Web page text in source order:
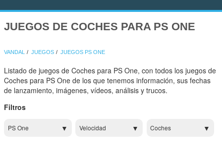
JUEGOS DE COCHES PARA PS ONE
VANDAL JUEGOS JUEGOS PS ONE
Listado de juegos de Coches para PS One, con todos los juegos de
Coches para PS One de los que tenemos información, sus fechas
de lanzamiento, imágenes, vídeos, análisis y trucos.
Filtros
PS One Velocidad Coches